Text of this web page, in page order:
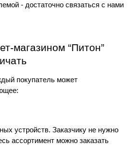
- достаточно связаться с нами
магазином “Питон”
покупатель может
устройств. Заказчику не нужно
ассортимент можно заказать